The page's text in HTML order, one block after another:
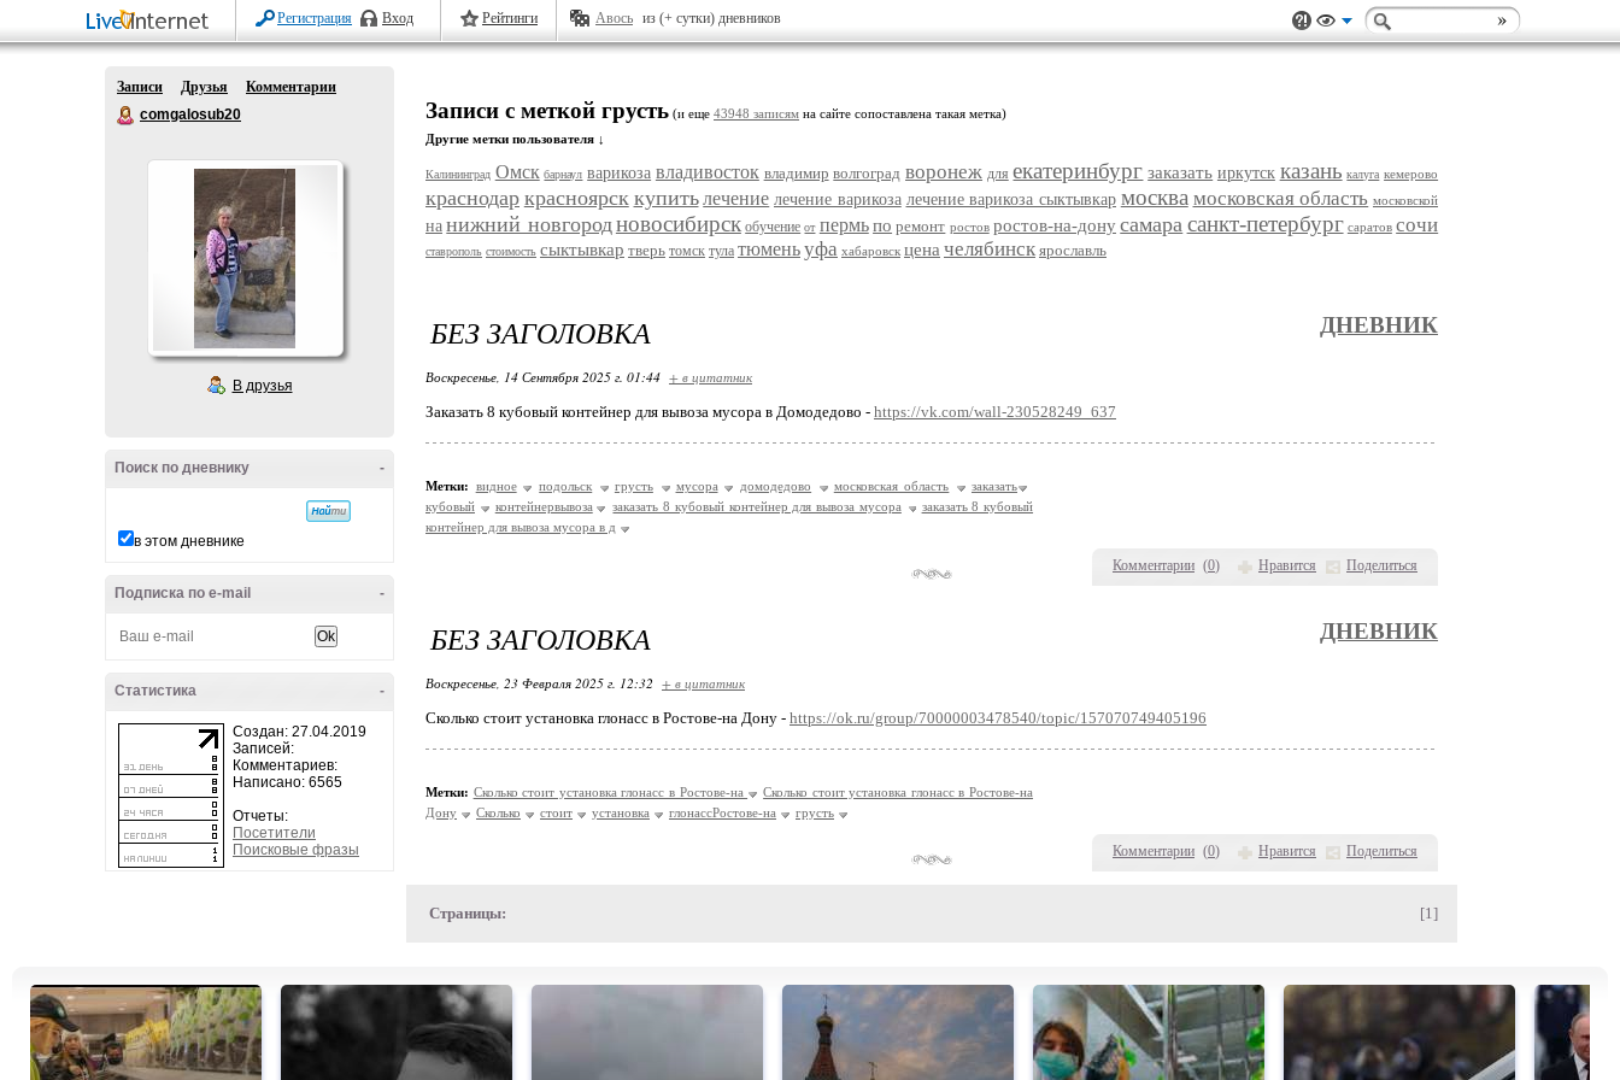
Регистрация Вход Рейтинги Авось из (+ сутки) дневников
Записи Друзья
Комментарии
comgalosub20
В друзья
-
Поиск по дневнику
в этом дневнике
-
Подписка по e-mail
-
Статистика
Создан: 27.04.2019
Записей:
Комментариев:
Написано: 6565
Отчеты:
Посетители
Поисковые фразы
Записи с меткой грусть (и еще 43948 записям на сайте сопоставлена такая метка)
Другие метки пользователя ↓
Калининград Омск барнаул варикоза владивосток владимир волгоград воронеж для екатеринбург заказать иркутск казань калуга кемерово
краснодар красноярск купить лечение лечение варикоза лечение варикоза сыктывкар москва московская область московской
на нижний новгородновосибирск обучение от пермь по ремонт ростов ростов-на-дону самара санкт-петербург саратов сочи
ставрополь стоимость сыктывкар тверь томск тула тюменьуфа хабаровск цена челябинск ярославль
Комментарии (0) Нравится Поделиться
БЕЗ ЗАГОЛОВКА ДНЕВНИК
Воскресенье, 14 Сентября 2025 г. 01:44 + в цитатник
Заказать 8 кубовый контейнер для вывоза мусора в Домодедово - https://vk.com/wall-230528249_637
Метки: видное подольск грусть мусора домодедово московская область
заказать
кубовый
контейнервывоза заказать 8 кубовый контейнер для вывоза мусора
заказать 8 кубовый
контейнер для вывоза мусора в д
Комментарии (0) Нравится Поделиться
БЕЗ ЗАГОЛОВКА ДНЕВНИК
Воскресенье, 23 Февраля 2025 г. 12:32 + в цитатник
Сколько стоит установка глонасс в Ростове-на Дону - https://ok.ru/group/70000003478540/topic/157070749405196
Метки: Сколько стоит установка глонасс в Ростове-на
Сколько стоит установка глонасс в Ростове-на
Дону
Сколько стоит установка глонассРостове-на грусть
Страницы: [1]